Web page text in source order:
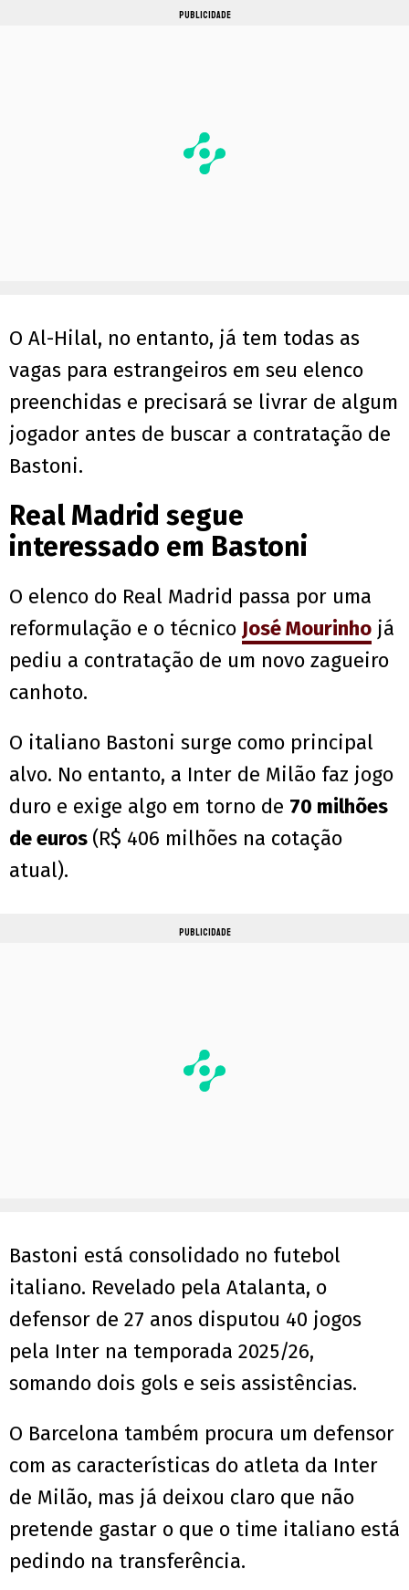
PUBLICIDADE
O Al-Hilal, no entanto, já tem todas as
vagas para estrangeiros em seu elenco
preenchidas e precisará se livrar de algum
jogador antes de buscar a contratação de
Bastoni.
Real Madrid segue
interessado em Bastoni
O elenco do Real Madrid passa por uma
reformulação e o técnico José Mourinho já
pediu a contratação de um novo zagueiro
canhoto.
O italiano Bastoni surge como principal
alvo. No entanto, a Inter de Milão faz jogo
duro e exige algo em torno de 70 milhões
de euros (R$ 406 milhões na cotação
atual).
PUBLICIDADE
Bastoni está consolidado no futebol
italiano. Revelado pela Atalanta, o
defensor de 27 anos disputou 40 jogos
pela Inter na temporada 2025/26,
somando dois gols e seis assistências.
O Barcelona também procura um defensor
com as características do atleta da Inter
de Milão, mas já deixou claro que não
pretende gastar o que o time italiano está
pedindo na transferência.